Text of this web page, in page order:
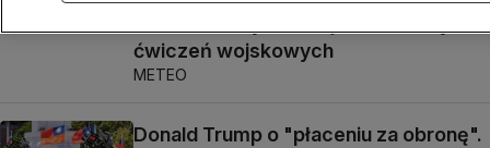
ćwiczeń wojskowych
METEO
Donald Trump o "płaceniu za obronę".